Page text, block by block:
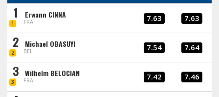
1
1
Erwann CINNA
FRA 7.63 7.63
2
2
Michael OBASUYI
BEL 7.54 7.64
3
3
Wilhelm BELOCIAN
FRA 7.42 7.46